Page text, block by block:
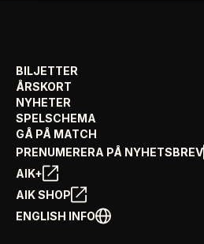
BILJETTER
ÅRSKORT
NYHETER
SPELSCHEMA
GÅ PÅ MATCH
PRENUMERERA PÅ NYHETSBREV
AIK+
AIK SHOP
ENGLISH INFO